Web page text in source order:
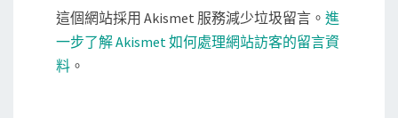
這個網站採用 Akismet 服務減少垃圾留言。 進
一步了解 Akismet 如何處理網站訪客的留言資
料 。